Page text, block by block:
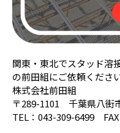
関東・東北でスタッド溶
の前田組にご依頼くださ
株式会社前田組
〒289-1101 千葉県八街
TEL：043-309-6499